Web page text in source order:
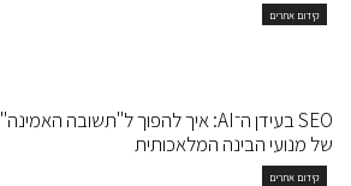
קידום אתרים
SEO בעידן ה־AI: איך להפוך ל"תשובה האמינה"
של מנועי הבינה המלאכותית
קידום אתרים